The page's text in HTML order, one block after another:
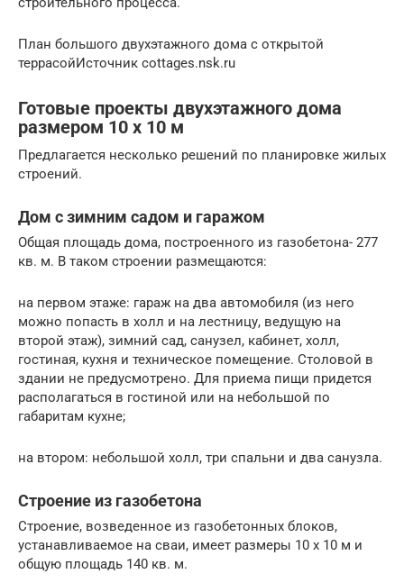
План большого двухэтажного дома с открытой
террасойИсточник cottages.nsk.ru
Готовые проекты двухэтажного дома
размером 10 х 10 м
Предлагается несколько решений по планировке жилых
строений.
Дом с зимним садом и гаражом
Общая площадь дома, построенного из газобетона- 277
кв. м. В таком строении размещаются:
на первом этаже: гараж на два автомобиля (из него
можно попасть в холл и на лестницу, ведущую на
второй этаж), зимний сад, санузел, кабинет, холл,
гостиная, кухня и техническое помещение. Столовой в
здании не предусмотрено. Для приема пищи придется
располагаться в гостиной или на небольшой по
габаритам кухне;
на втором: небольшой холл, три спальни и два санузла.
Строение из газобетона
Строение, возведенное из газобетонных блоков,
устанавливаемое на сваи, имеет размеры 10 х 10 м и
общую площадь 140 кв. м.